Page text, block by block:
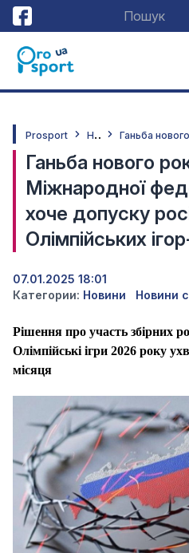
Prosport Н
овини
Ганьба нового
Міжнародної
хоче допуску
Олімпійських
07.01.2025 18:01
Категории: Новини Новини
Рішення про участь збірних
Олімпійські ігри 2026 року
місяця